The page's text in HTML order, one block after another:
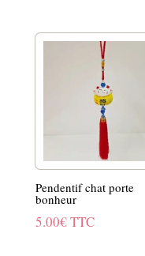
Pendentif chat porte
bonheur
5.00€TTC